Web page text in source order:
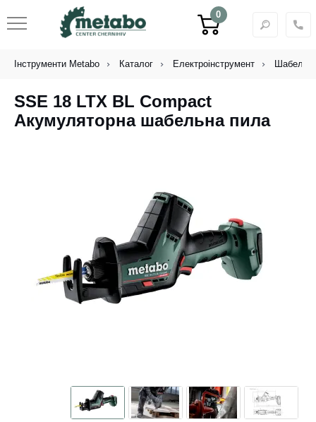
0
Інструменти Metabo Каталог Електроінструмент
SSE 18 LTX BL Compact
Акумуляторна шабельна пила